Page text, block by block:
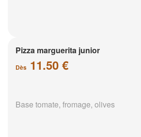
Pizza marguerita junior
Dès 11.50 €
Base tomate, fromage, olives